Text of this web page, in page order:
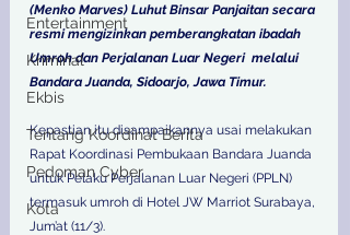
Entertainment
Kriminal
Ekbis
Tentang Koordinat Berita
Pedoman Cyber
Kota
(Menko Marves) Luhut Binsar Panjaitan secara
resmi mengizinkan pemberangkatan ibadah
Umroh dan Perjalanan Luar Negeri  melalui
Bandara Juanda, Sidoarjo, Jawa Timur.
Kepastian itu disampaikannya usai melakukan
Rapat Koordinasi Pembukaan Bandara Juanda
untuk Pelaku Perjalanan Luar Negeri (PPLN)
termasuk umroh di Hotel JW Marriot Surabaya,
Jum’at (11/3).